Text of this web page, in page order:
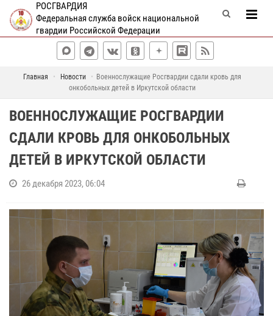
РОСГВАРДИЯ
Федеральная служба войск национальной
гвардии Российской Федерации
Главная Новости
Военнослужащие Росгвардии сдали кровь для
онкобольных детей в Иркутской области
ВОЕННОСЛУЖАЩИЕ РОСГВАРДИИ
СДАЛИ КРОВЬ ДЛЯ ОНКОБОЛЬНЫХ
ДЕТЕЙ В ИРКУТСКОЙ ОБЛАСТИ
26 декабря 2023, 06:04